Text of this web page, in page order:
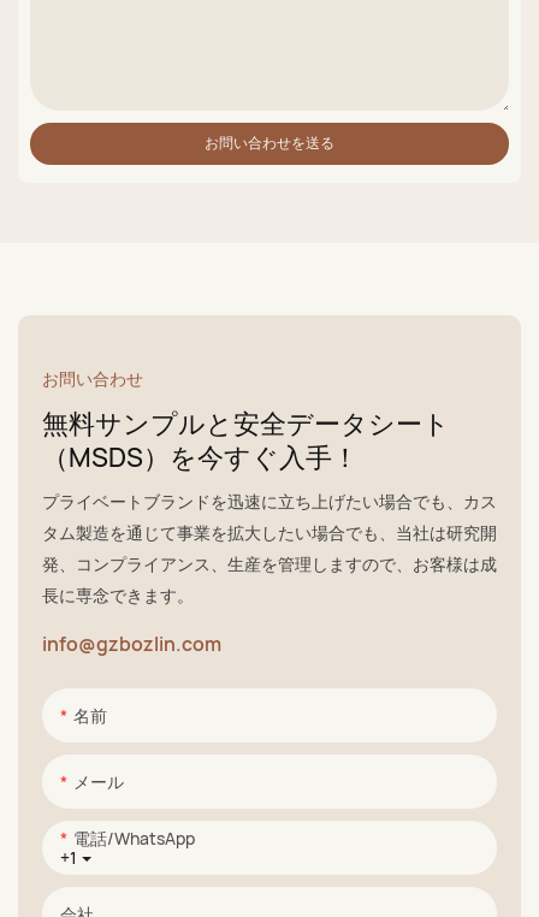
お問い合わせを送る
お問い合わせ
無料サンプルと安全データシート
（MSDS）を今すぐ入手！
プライベートブランドを迅速に立ち上げたい場合でも、カス
タム製造を通じて事業を拡大したい場合でも、当社は研究開
発、コンプライアンス、生産を管理しますので、お客様は成
長に専念できます。
info@gzbozlin.com
名前
メール
+1
電話/WhatsApp